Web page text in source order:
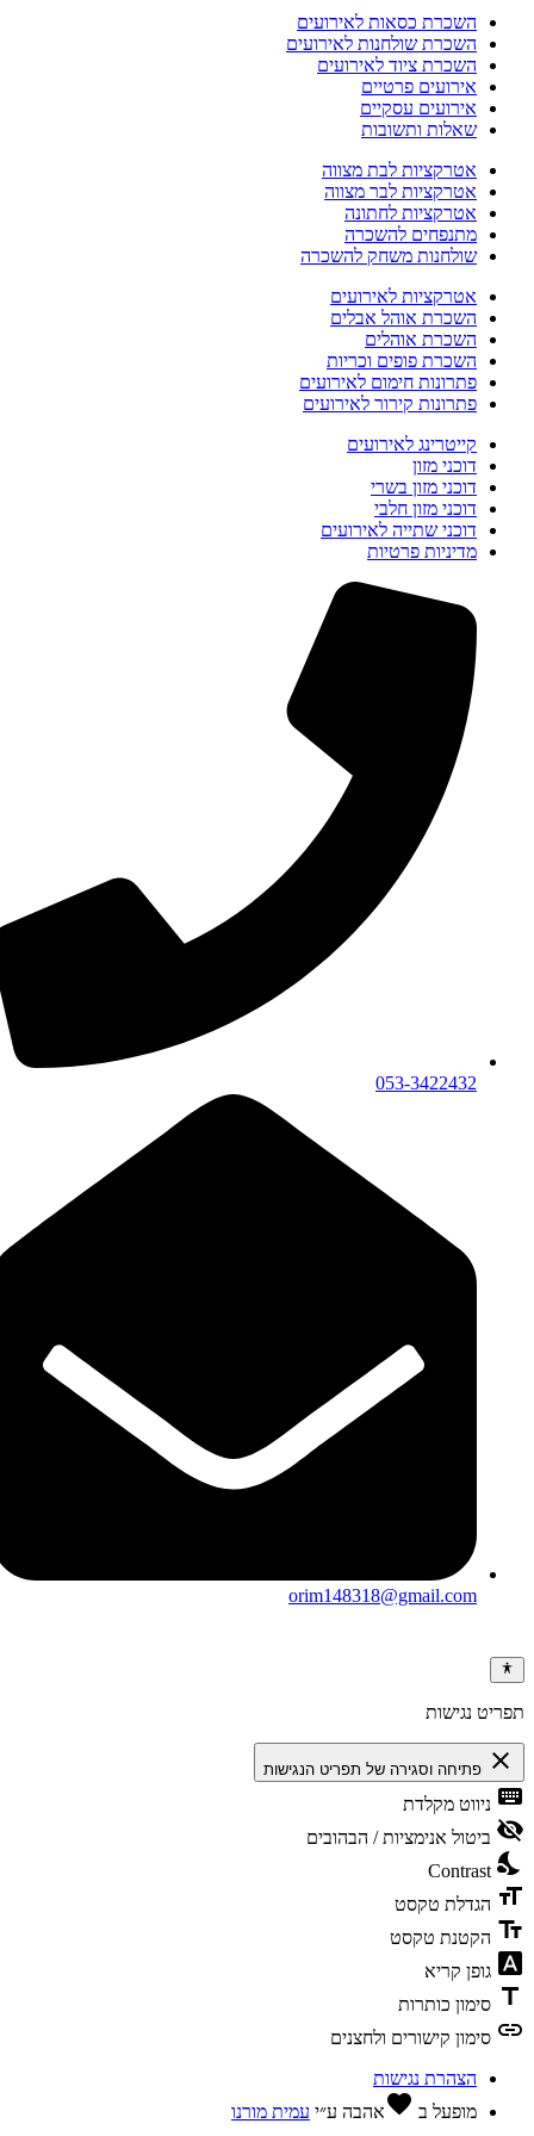
השכרת כסאות לאירועים
השכרת שולחנות לאירועים
השכרת ציוד לאירועים
אירועים פרטיים
אירועים עסקיים
שאלות ותשובות
אטרקציות לבת מצווה
אטרקציות לבר מצווה
אטרקציות לחתונה
מתנפחים להשכרה
שולחנות משחק להשכרה
אטרקציות לאירועים
השכרת אוהל אבלים
השכרת אוהלים
השכרת פופים וכריות
פתרונות חימום לאירועים
פתרונות קירור לאירועים
קייטרינג לאירועים
דוכני מזון
דוכני מזון בשרי
דוכני מזון חלבי
דוכני שתייה לאירועים
מדיניות פרטיות
053-3422432
orim148318@gmail.com
נגישות
close פתיחה וסגירה של תפריט הנגישות
ניווט מקלדת
ביטול אנימציות / הבהובים
Contrast
הגדלת טקסט
הקטנת טקסט
גופן קריא
סימון כותרות
סימון קישורים ולחצנים
הצהרת נגישות
מופעל בfavoriteאהבהע״יעמית מורנו